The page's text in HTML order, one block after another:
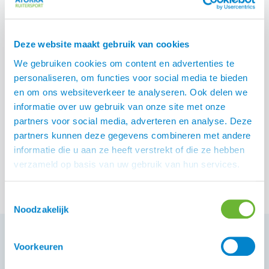
Deze website maakt gebruik van cookies
We gebruiken cookies om content en advertenties te
personaliseren, om functies voor social media te bieden
en om ons websiteverkeer te analyseren. Ook delen we
informatie over uw gebruik van onze site met onze
partners voor social media, adverteren en analyse. Deze
partners kunnen deze gegevens combineren met andere
informatie die u aan ze heeft verstrekt of die ze hebben
verzameld op basis van uw gebruik van hun services.
Noodzakelijk
Voorkeuren
EQ KL Freja jodhpur
rijbroek
€199,00
Catago Toby jodhpur
rijbroek
€129,95